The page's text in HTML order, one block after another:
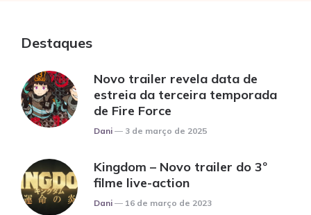
Destaques
Novo trailer revela data de
estreia da terceira temporada
de Fire Force
Posted
Dani 3 de março de 2025
Kingdom – Novo trailer do 3º
filme live-action
Posted
Dani 16 de março de 2023